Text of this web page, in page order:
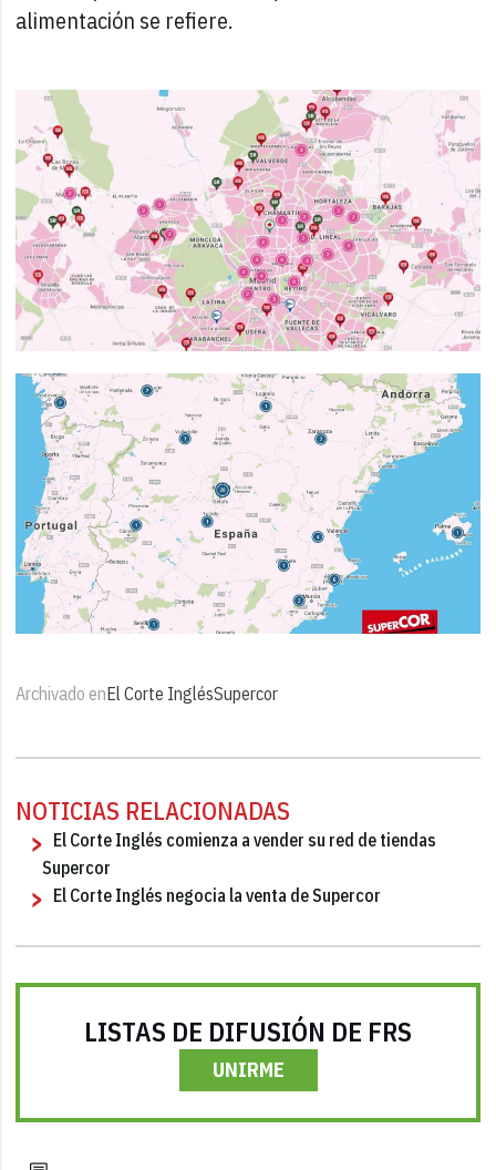
alimentación se refiere.
Archivado enEl Corte InglésSupercor
NOTICIAS RELACIONADAS
El Corte Inglés comienza a vender su red de tiendas
Supercor
El Corte Inglés negocia la venta de Supercor
LISTAS DE DIFUSIÓN DE FRS
UNIRME